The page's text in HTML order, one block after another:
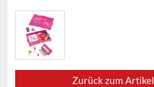
Zurück zum Artikel